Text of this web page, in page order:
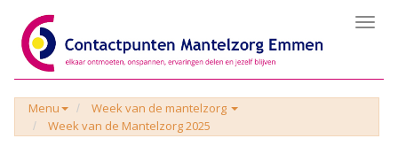
Menu
Week van de mantelzorg
Week van de Mantelzorg 2025